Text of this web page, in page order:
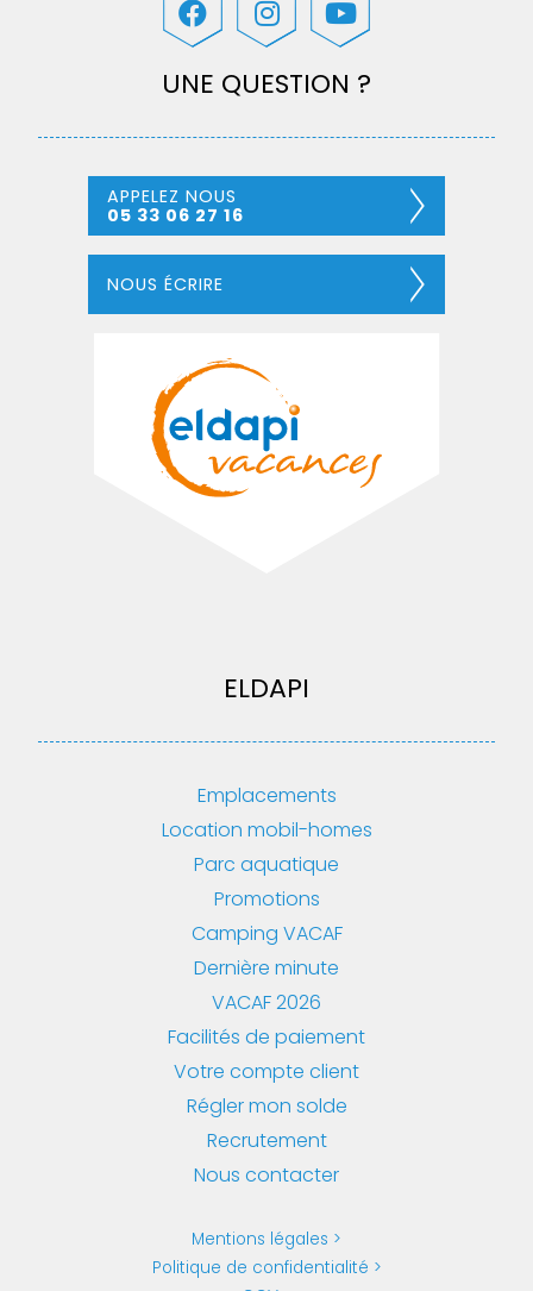
UNE QUESTION ?
APPELEZ NOUS
05 33 06 27 16
NOUS ÉCRIRE
ELDAPI
Emplacements
Location mobil-homes
Parc aquatique
Promotions
Camping VACAF
Dernière minute
VACAF 2026
Facilités de paiement
Votre compte client
Régler mon solde
Recrutement
Nous contacter
Mentions légales
Politique de confidentialité